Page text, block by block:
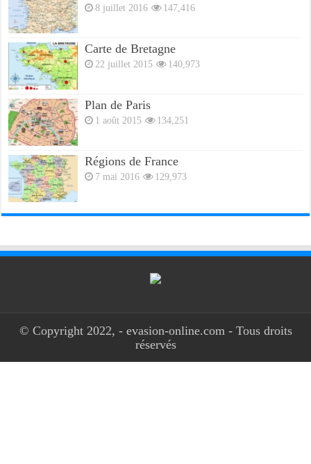
8 juillet 2016 147,416
Carte de Bretagne
22 juillet 2015 140,973
Plan de Paris
1 août 2015 134,251
Régions de France
7 mai 2016 129,973
© Copyright 2022, - evasion-online.com - Tous droits
réservés